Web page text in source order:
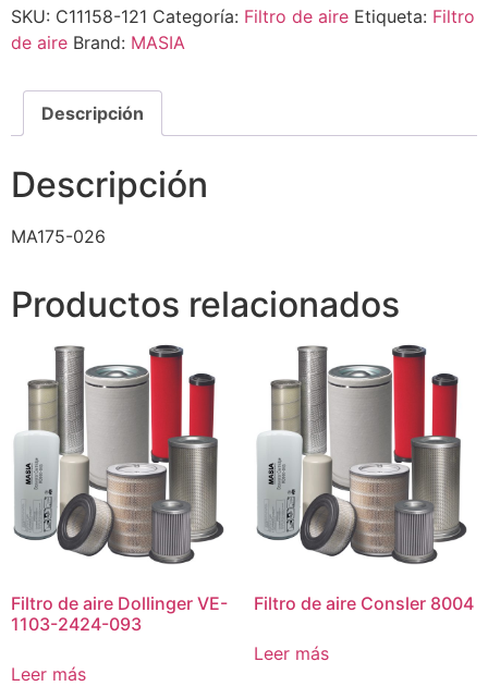
SKU: C11158-121 Categoría: Filtro de aire Etiqueta: Filtro
de aire Brand: MASIA
Descripción
Descripción
MA175-026
Productos relacionados
Filtro de aire Dollinger VE-
1103-2424-093
Leer más
Filtro de aire Consler 8004
Leer más